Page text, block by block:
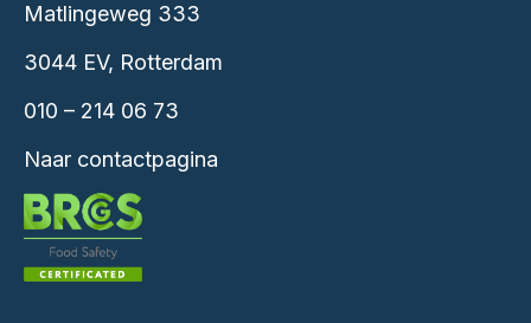
Matlingeweg 333
3044 EV, Rotterdam
010 – 214 06 73
Naar contactpagina